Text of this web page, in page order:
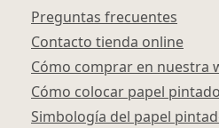
Preguntas frecuentes
Contacto tienda online
Cómo comprar en nuestra
Cómo colocar papel pintado
Simbología del papel